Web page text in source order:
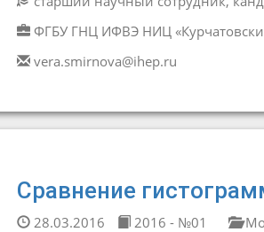
ФГБУ ГНЦ ИФВЭ НИЦ
vera.smirnova@ihep.ru
Сравнение
28.03.2016 2016 - №01